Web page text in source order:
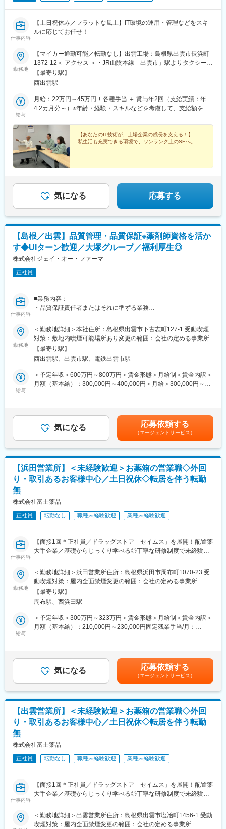
仕事内容
【土日祝休み／フラットな風土】IT環境の運用・管理などをスキ
ルに応じてお任せ！
勤務地
【マイカー通勤可能／転勤なし】出雲工場：島根県出雲市長浜町
1372-12＜ アクセス ＞・JR山陰本線「出雲市」駅よりタクシーで
20分※受動喫煙対策：分煙（喫煙所あり）
【最寄り駅】
西出雲駅
給与
月給：22万円～45万円 + 各種手当 ＋ 賞与年2回（支給実績：年
4.2カ月分～）※年齢・経験・スキルなどを考慮して、支給額を決
【あなたのIT技術が、上場企業の成長を支える！】
私生活も充実できる環境で、ワンランク上のSEへ。
気になる 応募する
【島根／出雲】品質管理・品質保証※薬剤師資格を活か
す◆UIターン歓迎／大塚グループ／福利厚生◎
株式会社ジェイ・オー・ファーマ
正社員
仕事内容
■業務内容：
・品質保証責任者またはそれに準ずる業務
・委託元会社等との連絡責任者業務
・品質管理部の管理業務（部の運営，人材育成等）
■組織：
製造管理担当として薬剤師有資格者が2名在籍しています。
■仕事の魅力
当社は医薬品の製造メーカーであり、患者様の命に係わる医薬品
した経営基盤と充実した福利厚生が整っているため、長期的に安
心して働ける環境です。
勤務地
＜勤務地詳細＞本社住所：島根県出雲市下古志町127-1 受動喫煙
対策：敷地内喫煙可能場所あり変更の範囲：会社の定める事業所
【最寄り駅】
西出雲駅、出雲市駅、電鉄出雲市駅
給与
＜予定年収＞600万円～800万円＜賃金形態＞月給制＜賃金内訳＞
月額（基本給）：300,000円～400,000円＜月給＞300,000円～
（3万円／月）賃金はあくまでも目安の金額であり、選考を通じて
上下する可能性があります。月給(月額)は固定手当を含めた表記で
気になる 応募依頼する
（エージェントサービス）
【浜田営業所】＜未経験歓迎＞お薬箱の営業職◇外回
り・取引あるお客様中心／土日祝休◇転居を伴う転勤
無
株式会社富士薬品
正社員 転勤なし 職種未経験歓迎 業種未経験歓迎
仕事内容
【面接1回＊正社員／ドラッグストア「セイムス」を展開！配置薬
大手企業／基礎からじっくり学べる◎丁寧な研修制度で未経験の
■職務内容：
担当エリアのお客様（個人宅や企業）へ訪問し、配置薬（お薬
箱）や健康食品の提案をお任せします。
※既に、取引のあるお客様先を訪問するスタイルです。
＜仕事の流れ＞
配置薬や健康食品、サプリメントの使用頻度に合わせて、1～6ヵ
へ訪問をします。
・配置薬や健康食品の期限管理
・健康相談、新商品・サービスのご提案 など
※一部、新たに配置薬を置いていただくお客様への訪問がありま
└配置薬は無料でおけるので、お客様も抵抗なく置いてくれる製
を身につけます。
・入社2週間～1カ月 ： 先輩社員に同行し、仕事の流れを学びま
キルを習得します。
・入社1カ月以降 ： 慣れてきたら独り立ち。既存のお客様をメイ
勤務地
＜勤務地詳細＞浜田営業所住所：島根県浜田市周布町1070-23 受
動喫煙対策：屋内全面禁煙変更の範囲：会社の定める事業所
【最寄り駅】
周布駅、西浜田駅
給与
＜予定年収＞300万円～323万円＜賃金形態＞月給制＜賃金内訳＞
月額（基本給）：210,000円～230,000円固定残業手当/月：
年収は当社規定に基づき、年齢や経験に応じて決定します。・昇
給：年1回（4月）＜モデル給与＞※入社3年目平均基本給＋各種手
当＋業績連動給→総支給月額344,141円※業績連動給：月の予算達
成や売り上げに対して支払われます賃金はあくまでも目安の金額
であり、選考を通じて上下する可能性があります。月給(月額)は固
定手当を含めた表記です。
気になる 応募依頼する
（エージェントサービス）
【出雲営業所】＜未経験歓迎＞お薬箱の営業職◇外回
り・取引あるお客様中心／土日祝休◇転居を伴う転勤
無
株式会社富士薬品
正社員 転勤なし 職種未経験歓迎 業種未経験歓迎
仕事内容
【面接1回＊正社員／ドラッグストア「セイムス」を展開！配置薬
大手企業／基礎からじっくり学べる◎丁寧な研修制度で未経験の
■職務内容：
＜勤務地詳細＞出雲営業所住所：島根県出雲市塩冶町1456-1 受動
喫煙対策：屋内全面禁煙変更の範囲：会社の定める事業所